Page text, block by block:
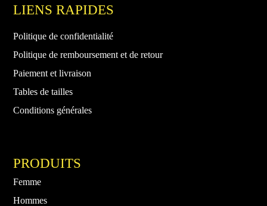
LIENS RAPIDES
Politique de confidentialité
Politique de remboursement et de retour
Paiement et livraison
Tables de tailles
Conditions générales
PRODUITS
Femme
Hommes